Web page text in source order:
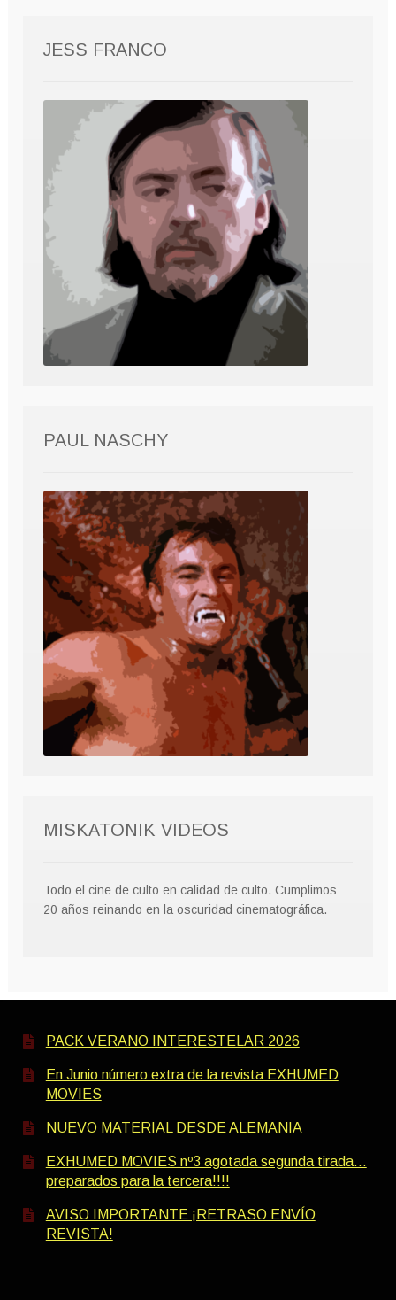
JESS FRANCO
PAUL NASCHY
MISKATONIK VIDEOS
Todo el cine de culto en calidad de culto. Cumplimos
20 años reinando en la oscuridad cinematográfica.
PACK VERANO INTERESTELAR 2026
En Junio número extra de la revista EXHUMED
MOVIES
NUEVO MATERIAL DESDE ALEMANIA
EXHUMED MOVIES nº3 agotada segunda tirada…
preparados para la tercera!!!!
AVISO IMPORTANTE ¡RETRASO ENVÍO
REVISTA!